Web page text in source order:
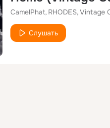
CamelPhat RHODES Vintage
Слушать